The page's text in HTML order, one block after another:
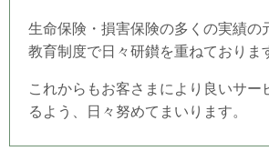
生命保険・損害保険の多くの実績の
教育制度で日々研鑚を重ねておりま
これからもお客さまにより良いサー
るよう、日々努めてまいります。